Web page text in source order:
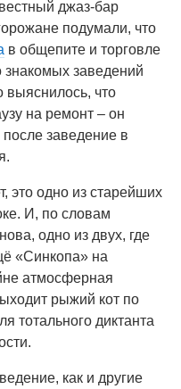
джаз-бар
подумали, что
в общепите и торговле
заведений
выяснилось, что
на ремонт – он
заведение в
это одно из старейших
И, по словам
одно из двух, где
«Синкопа» на
атмосферная
рыжий кот по
тотального диктанта
как и другие